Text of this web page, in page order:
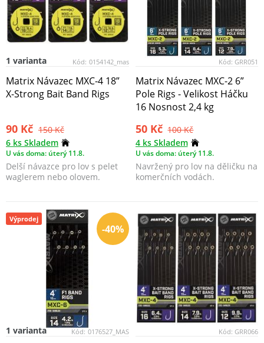
Kód: 0154142_mas
1 varianta
Matrix Návazec MXC-4 18”
X-Strong Bait Band Rigs
90 Kč 150 Kč
6 ks Skladem
U vás doma: úterý 11.8.
Delší návazce pro lov s pelet
waglerem nebo olovem.
Kód: GRR051
Matrix Návazec MXC-2 6”
Pole Rigs - Velikost Háčku
16 Nosnost 2,4 kg
50 Kč 100 Kč
4 ks Skladem
U vás doma: úterý 11.8.
Navržený pro lov na děličku na
komerčních vodách.
-40%
Výprodej
Kód: 0176527_MAS
1 varianta Kód: GRR066